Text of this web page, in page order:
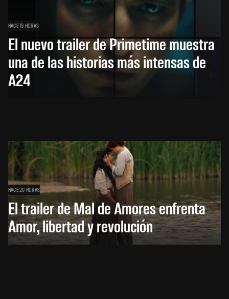
HACE 19 HORAS
El nuevo trailer de Primetime muestra
una de las historias más intensas de
A24
HACE 20 HORAS
El trailer de Mal de Amores enfrenta
Amor, libertad y revolución